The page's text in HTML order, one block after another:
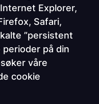
Explorer,
Safari,
”persistent
perioder på din
våre
cookie